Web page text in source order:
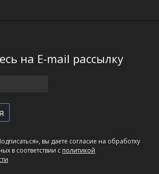
на E-mail рассылку
вы даете согласие на обработку
в соответствии с политикой